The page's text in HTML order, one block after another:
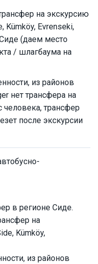
на экскурсию
Kümköy, Evrenseki,
Сиде (даем место
/ шлагбаума на
из районов
нет трансфера на
человека, трансфер
после экскурсии
в регионе Сиде.
на
Kümköy,
из районов